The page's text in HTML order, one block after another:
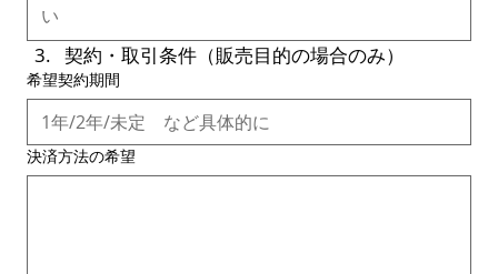
契約・取引条件（販売目的の場合のみ）
希望契約期間
決済方法の希望